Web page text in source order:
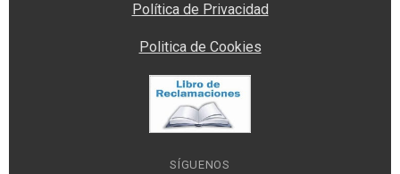
Política de Privacidad
Politica de Cookies
SÍGUENOS